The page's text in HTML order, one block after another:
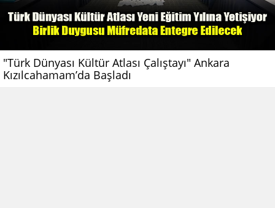
"Türk Dünyası Kültür Atlası Çalıştayı" Ankara
Kızılcahamam’da Başladı